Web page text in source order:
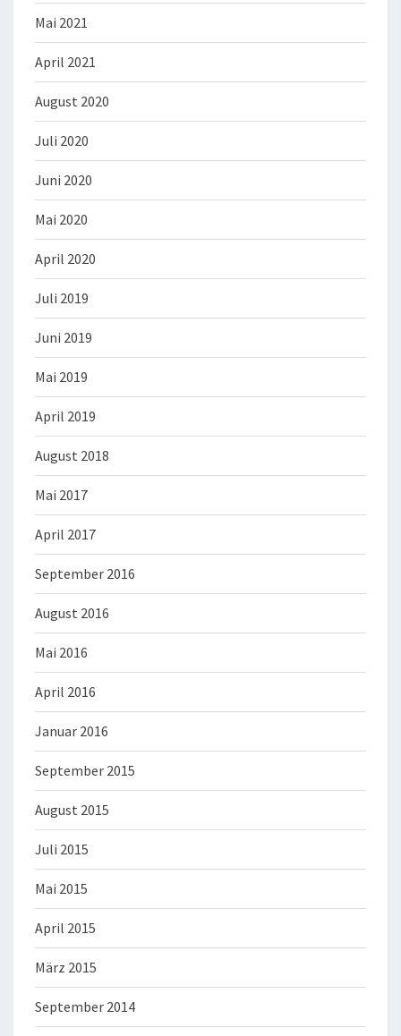
Mai 2021
April 2021
August 2020
Juli 2020
Juni 2020
Mai 2020
April 2020
Juli 2019
Juni 2019
Mai 2019
April 2019
August 2018
Mai 2017
April 2017
September 2016
August 2016
Mai 2016
April 2016
Januar 2016
September 2015
August 2015
Juli 2015
Mai 2015
April 2015
März 2015
September 2014